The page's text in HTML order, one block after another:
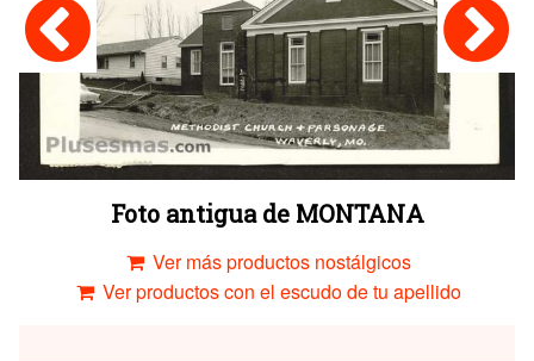
Foto antigua de MONTANA
Ver más productos nostálgicos
Ver productos con el escudo de tu apellido